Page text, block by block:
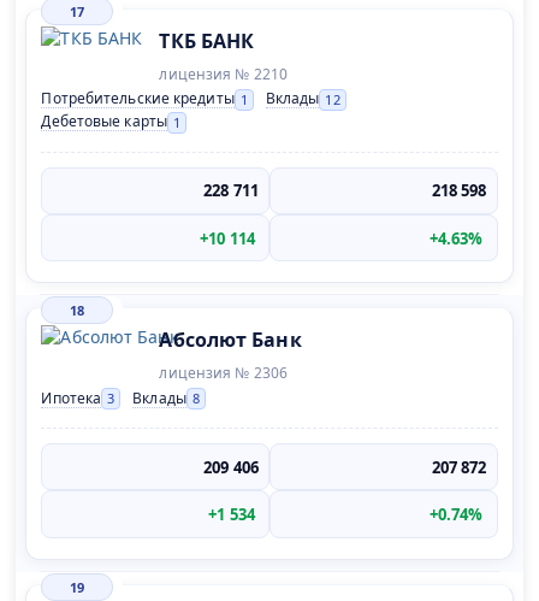
17
ТКБ БАНК
лицензия № 2210
Потребительские кредиты 1 Вклады 12
Дебетовые карты 1
228 711 218 598
+10 114 +4.63%
18
Абсолют Банк
лицензия № 2306
Ипотека 3 Вклады 8
209 406 207 872
+1 534 +0.74%
19